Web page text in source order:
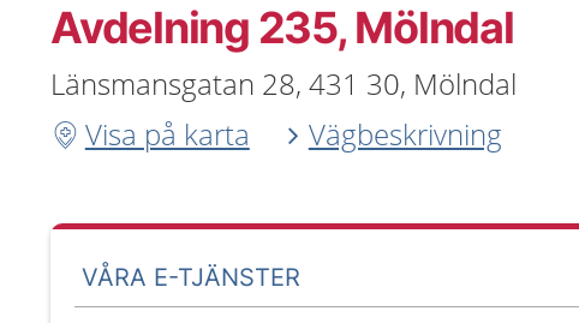
Avdelning 235, Mölndal
Länsmansgatan 28, 431 30, Mölndal
Visa på karta
Vägbeskrivning
VÅRA E-TJÄNSTER